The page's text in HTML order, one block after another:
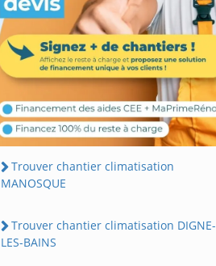
Trouver chantier climatisation
MANOSQUE
Trouver chantier climatisation DIGNE-
LES-BAINS